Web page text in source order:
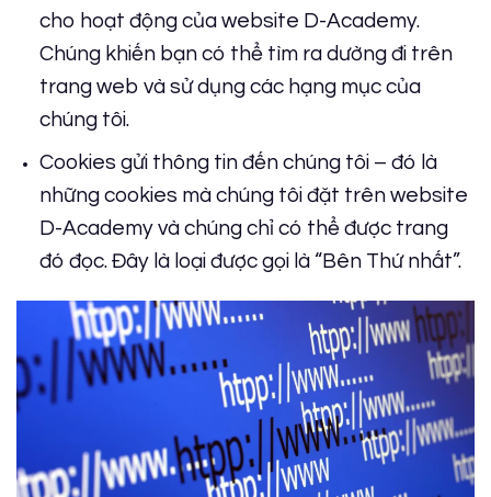
cho hoạt động của website D-Academy.
Chúng khiến bạn có thể tìm ra dường đi trên
trang web và sử dụng các hạng mục của
chúng tôi.
Cookies gửi thông tin đến chúng tôi – đó là
những cookies mà chúng tôi đặt trên website
D-Academy và chúng chỉ có thể được trang
đó đọc. Đây là loại được gọi là “Bên Thứ nhất”.